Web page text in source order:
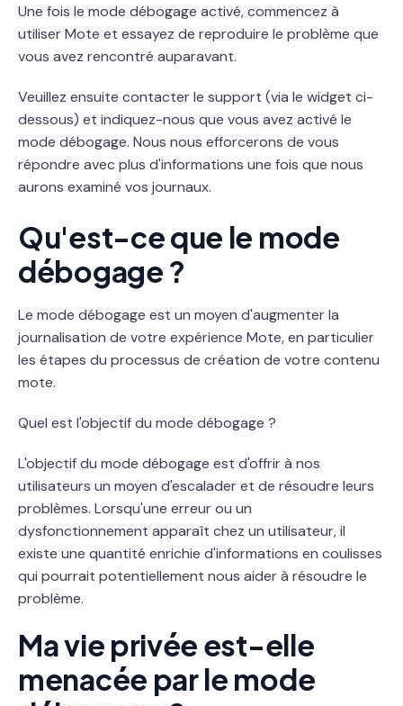
Une fois le mode débogage activé, commencez à
utiliser Mote et essayez de reproduire le problème que
vous avez rencontré auparavant.
Veuillez ensuite contacter le support (via le widget ci-
dessous) et indiquez-nous que vous avez activé le
mode débogage. Nous nous efforcerons de vous
répondre avec plus d'informations une fois que nous
aurons examiné vos journaux.
Qu'est-ce que le mode
débogage ?
Le mode débogage est un moyen d'augmenter la
journalisation de votre expérience Mote, en particulier
les étapes du processus de création de votre contenu
mote.
Quel est l'objectif du mode débogage ?
L'objectif du mode débogage est d'offrir à nos
utilisateurs un moyen d'escalader et de résoudre leurs
problèmes. Lorsqu'une erreur ou un
dysfonctionnement apparaît chez un utilisateur, il
existe une quantité enrichie d'informations en coulisses
qui pourrait potentiellement nous aider à résoudre le
problème.
Ma vie privée est-elle
menacée par le mode